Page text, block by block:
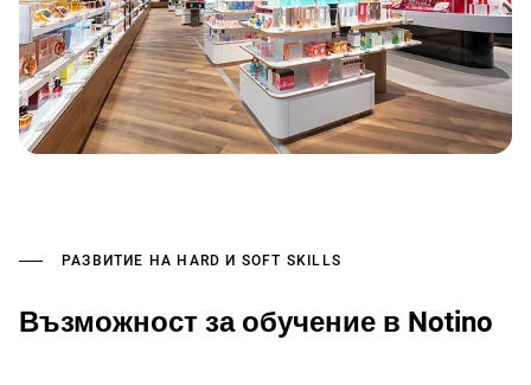
РАЗВИТИЕ НА HARD И SOFT SKILLS
Възможност за обучение в Notino